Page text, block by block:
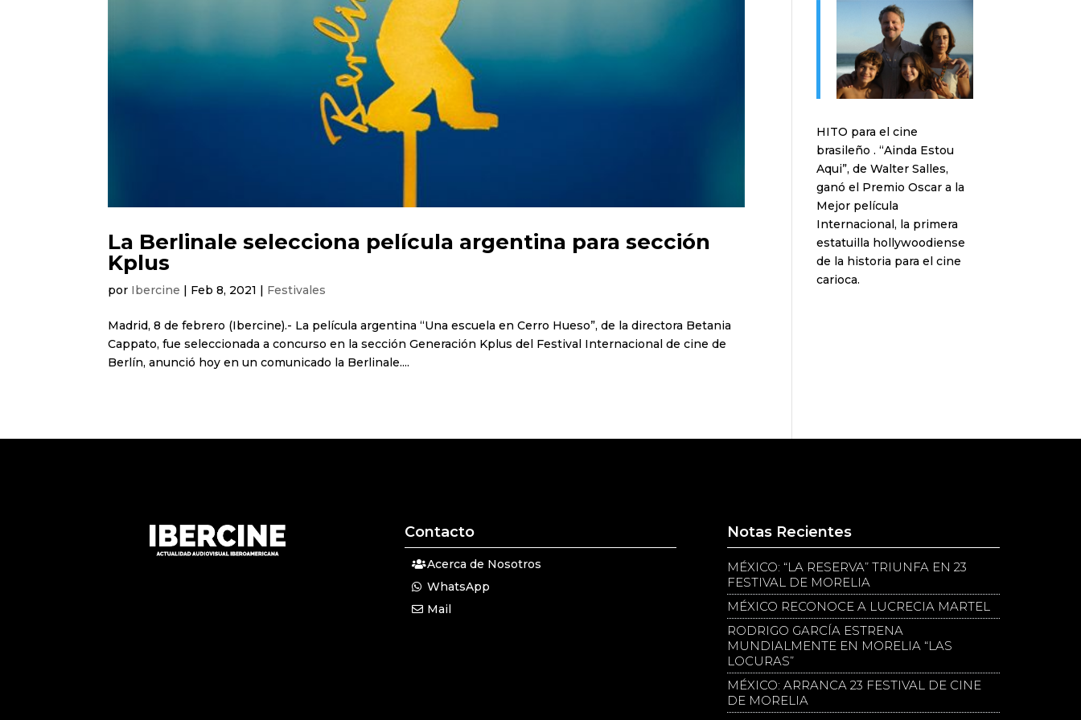
La Berlinale selecciona película argentina para sección
Kplus
por Ibercine | Feb 8, 2021 | Festivales
Madrid, 8 de febrero (Ibercine).- La película argentina “Una escuela en Cerro Hueso”, de la directora Betania
Cappato, fue seleccionada a concurso en la sección Generación Kplus del Festival Internacional de cine de
Berlín, anunció hoy en un comunicado la Berlinale....
HITO para el cine
brasileño . “Ainda Estou
Aqui”, de Walter Salles,
ganó el Premio Oscar a la
Mejor película
Internacional, la primera
estatuilla hollywoodiense
de la historia para el cine
carioca.
Contacto
Acerca de Nosotros
WhatsApp
Mail
Notas Recientes
MÉXICO: “LA RESERVA” TRIUNFA EN 23
FESTIVAL DE MORELIA
MÉXICO RECONOCE A LUCRECIA MARTEL
RODRIGO GARCÍA ESTRENA
MUNDIALMENTE EN MORELIA “LAS
LOCURAS”
MÉXICO: ARRANCA 23 FESTIVAL DE CINE
DE MORELIA